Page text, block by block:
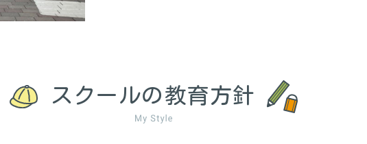
スクールの教育方針